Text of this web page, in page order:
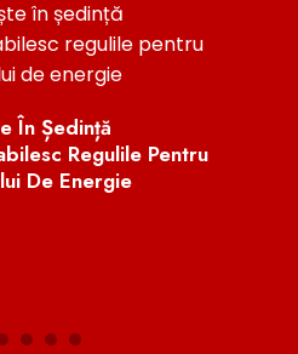
În Ședință
Regulile Pentru
De Energie